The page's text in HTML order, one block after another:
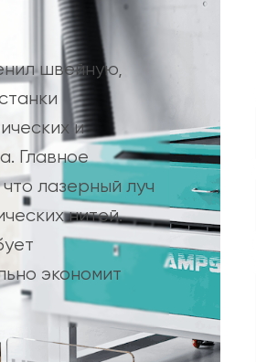
швейную,
и
Главное
лазерный луч
нитей.
экономит